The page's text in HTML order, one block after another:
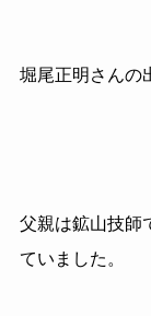
堀尾正明さんの
父親は鉱山技師
ていました。